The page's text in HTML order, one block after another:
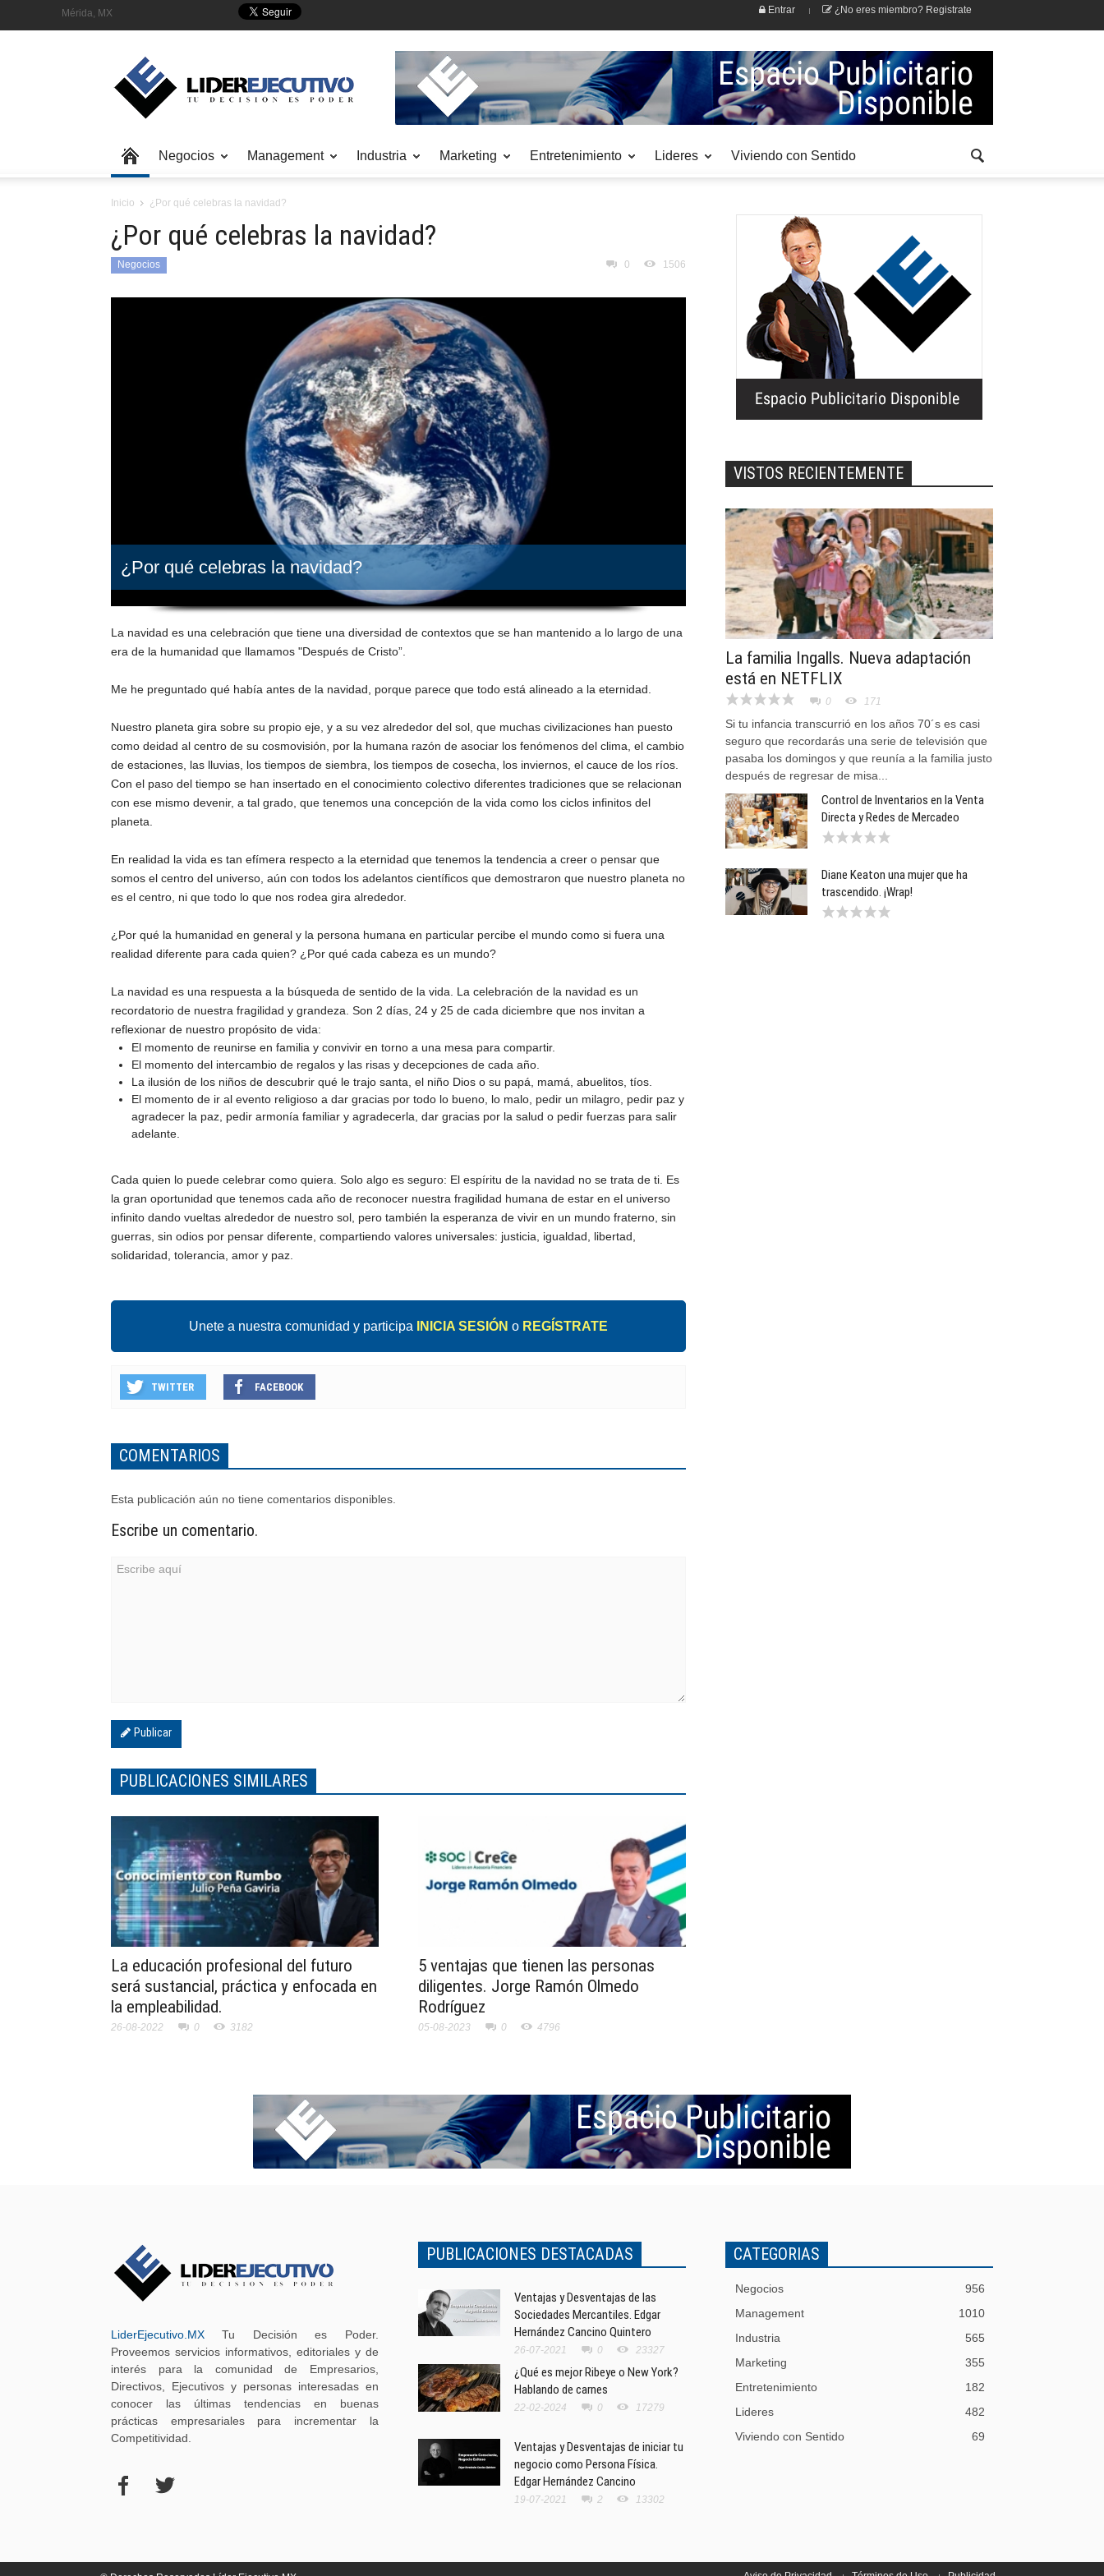
Mérida, MX Entrar ¿No eres miembro? Registrate
Negocios Management Industria Marketing Entretenimiento Lideres Viviendo con Sentido
Inicio ¿Por qué celebras la navidad?
¿Por qué celebras la navidad?
Negocios 0 1506
¿Por qué celebras la navidad?
La navidad es una celebración que tiene una diversidad de contextos que se han mantenido a lo largo de una
era de la humanidad que llamamos "Después de Cristo”.
Me he preguntado qué había antes de la navidad, porque parece que todo está alineado a la eternidad.
Nuestro planeta gira sobre su propio eje, y a su vez alrededor del sol, que muchas civilizaciones han puesto
como deidad al centro de su cosmovisión, por la humana razón de asociar los fenómenos del clima, el cambio
de estaciones, las lluvias, los tiempos de siembra, los tiempos de cosecha, los inviernos, el cauce de los ríos.
Con el paso del tiempo se han insertado en el conocimiento colectivo diferentes tradiciones que se relacionan
con ese mismo devenir, a tal grado, que tenemos una concepción de la vida como los ciclos infinitos del
planeta.
En realidad la vida es tan efímera respecto a la eternidad que tenemos la tendencia a creer o pensar que
somos el centro del universo, aún con todos los adelantos científicos que demostraron que nuestro planeta no
es el centro, ni que todo lo que nos rodea gira alrededor.
¿Por qué la humanidad en general y la persona humana en particular percibe el mundo como si fuera una
realidad diferente para cada quien? ¿Por qué cada cabeza es un mundo?
La navidad es una respuesta a la búsqueda de sentido de la vida. La celebración de la navidad es un
recordatorio de nuestra fragilidad y grandeza. Son 2 días, 24 y 25 de cada diciembre que nos invitan a
reflexionar de nuestro propósito de vida:
El momento de reunirse en familia y convivir en torno a una mesa para compartir.
El momento del intercambio de regalos y las risas y decepciones de cada año.
La ilusión de los niños de descubrir qué le trajo santa, el niño Dios o su papá, mamá, abuelitos, tíos.
El momento de ir al evento religioso a dar gracias por todo lo bueno, lo malo, pedir un milagro, pedir paz y
agradecer la paz, pedir armonía familiar y agradecerla, dar gracias por la salud o pedir fuerzas para salir
adelante.
Cada quien lo puede celebrar como quiera. Solo algo es seguro: El espíritu de la navidad no se trata de ti. Es
la gran oportunidad que tenemos cada año de reconocer nuestra fragilidad humana de estar en el universo
infinito dando vueltas alrededor de nuestro sol, pero también la esperanza de vivir en un mundo fraterno, sin
guerras, sin odios por pensar diferente, compartiendo valores universales: justicia, igualdad, libertad,
solidaridad, tolerancia, amor y paz.
Unete a nuestra comunidad y participa INICIA SESIÓN o REGÍSTRATE
TWITTER FACEBOOK
COMENTARIOS
Esta publicación aún no tiene comentarios disponibles.
Escribe un comentario.
Publicar
PUBLICACIONES SIMILARES
La educación profesional del futuro
será sustancial, práctica y enfocada en
la empleabilidad.
26-08-2022 0 3182
5 ventajas que tienen las personas
diligentes. Jorge Ramón Olmedo
Rodríguez
05-08-2023 0 4796
VISTOS RECIENTEMENTE
La familia Ingalls. Nueva adaptación
está en NETFLIX
0 171
Si tu infancia transcurrió en los años 70´s es casi
seguro que recordarás una serie de televisión que
pasaba los domingos y que reunía a la familia justo
después de regresar de misa...
Control de Inventarios en la Venta
Directa y Redes de Mercadeo
Diane Keaton una mujer que ha
trascendido. ¡Wrap!
LiderEjecutivo.MX Tu Decisión es Poder.
Proveemos servicios informativos, editoriales y de
interés para la comunidad de Empresarios,
Directivos, Ejecutivos y personas interesadas en
conocer las últimas tendencias en buenas
prácticas empresariales para incrementar la
Competitividad.
PUBLICACIONES DESTACADAS
Ventajas y Desventajas de las
Sociedades Mercantiles. Edgar
Hernández Cancino Quintero
26-07-2021 0 23327
¿Qué es mejor Ribeye o New York?
Hablando de carnes
22-02-2024 0 17279
Ventajas y Desventajas de iniciar tu
negocio como Persona Física.
Edgar Hernández Cancino
19-07-2021 2 13302
CATEGORIAS
Negocios
956
Management
1010
Industria
565
Marketing
355
Entretenimiento
182
Lideres
482
Viviendo con Sentido
69